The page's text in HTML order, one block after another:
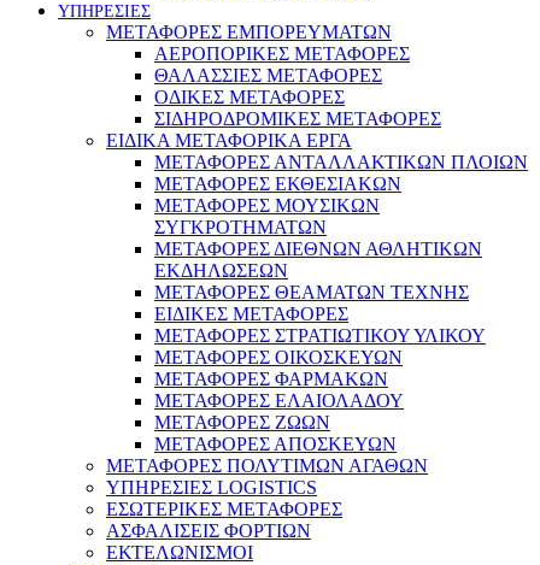
ΥΠΗΡΕΣΙΕΣ
ΜΕΤΑΦΟΡΕΣ ΕΜΠΟΡΕΥΜΑΤΩΝ
ΑΕΡΟΠΟΡΙΚΕΣ ΜΕΤΑΦΟΡΕΣ
ΘΑΛΑΣΣΙΕΣ ΜΕΤΑΦΟΡΕΣ
ΟΔΙΚΕΣ ΜΕΤΑΦΟΡΕΣ
ΣΙΔΗΡΟΔΡΟΜΙΚΕΣ ΜΕΤΑΦΟΡΕΣ
ΕΙΔΙΚΑ ΜΕΤΑΦΟΡΙΚΑ ΕΡΓΑ
ΜΕΤΑΦΟΡΕΣ ΑΝΤΑΛΛΑΚΤΙΚΩΝ ΠΛΟΙΩΝ
ΜΕΤΑΦΟΡΕΣ ΕΚΘΕΣΙΑΚΩΝ
ΜΕΤΑΦΟΡΕΣ ΜΟΥΣΙΚΩΝ
ΣΥΓΚΡΟΤΗΜΑΤΩΝ
ΜΕΤΑΦΟΡΕΣ ΔΙΕΘΝΩΝ ΑΘΛΗΤΙΚΩΝ
ΕΚΔΗΛΩΣΕΩΝ
ΜΕΤΑΦΟΡΕΣ ΘΕΑΜΑΤΩΝ ΤΕΧΝΗΣ
ΕΙΔΙΚΕΣ ΜΕΤΑΦΟΡΕΣ
ΜΕΤΑΦΟΡΕΣ ΣΤΡΑΤΙΩΤΙΚΟΥ ΥΛΙΚΟΥ
ΜΕΤΑΦΟΡΕΣ ΟΙΚΟΣΚΕΥΩΝ
ΜΕΤΑΦΟΡΕΣ ΦΑΡΜΑΚΩΝ
ΜΕΤΑΦΟΡΕΣ ΕΛΑΙΟΛΑΔΟΥ
ΜΕΤΑΦΟΡΕΣ ΖΩΩΝ
ΜΕΤΑΦΟΡΕΣ ΑΠΟΣΚΕΥΩΝ
ΜΕΤΑΦΟΡΕΣ ΠΟΛΥΤΙΜΩΝ ΑΓΑΘΩΝ
ΥΠΗΡΕΣΙΕΣ LOGISTICS
ΕΣΩΤΕΡΙΚΕΣ ΜΕΤΑΦΟΡΕΣ
ΑΣΦΑΛΙΣΕΙΣ ΦΟΡΤΙΩΝ
ΕΚΤΕΛΩΝΙΣΜΟΙ